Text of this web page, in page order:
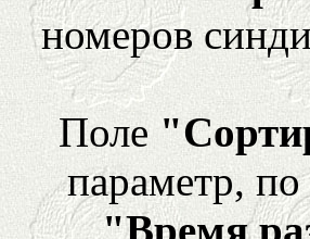
номеров
Поле
параметр, по